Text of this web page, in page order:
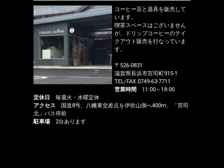
コーヒー豆と器具を販売して
います。
喫茶スペースはございません
が、ドリップコーヒーのテイ
クアウト販売を行なっていま
す。
〒526-0831
滋賀県長浜市宮司町915-1
TEL/FAX.0749-63-7711
営業時間 11:00～18:00
定休日 毎週火・水曜定休
アクセス 国道8号、八幡東交差点を伊吹山側へ400m、「宮司
北」バス停前
駐車場 2台あります